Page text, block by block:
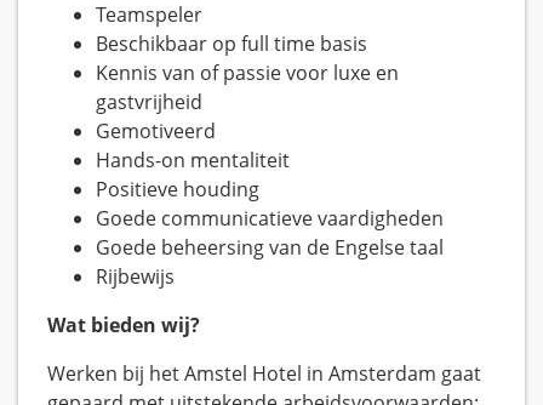
Teamspeler
Beschikbaar op full time basis
Kennis van of passie voor luxe en
gastvrijheid
Gemotiveerd
Hands-on mentaliteit
Positieve houding
Goede communicatieve vaardigheden
Goede beheersing van de Engelse taal
Rijbewijs
Wat bieden wij?
Werken bij het Amstel Hotel in Amsterdam gaat